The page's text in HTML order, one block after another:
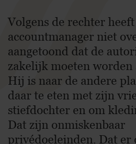
Volgens de rechter
accountmanager niet
aangetoond dat de
zakelijk moeten worden
Hij is naar de andere
daar te eten met zijn
stiefdochter en om
Dat zijn onmiskenbaar
privédoeleinden. Dat er